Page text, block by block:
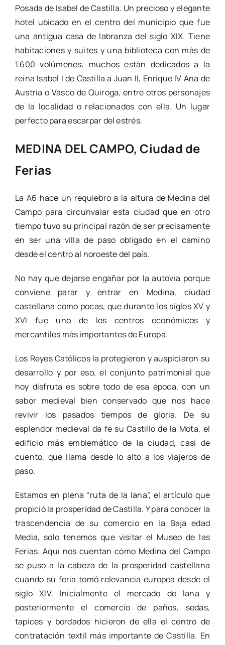
Posada de Isabel de Castilla. Un precioso y elegante
hotel ubicado en el centro del municipio que fue
una antigua casa de labranza del siglo XIX. Tiene
habitaciones y suites y una biblioteca con más de
1.600 volúmenes: muchos están dedicados a la
reina Isabel I de Castilla a Juan II, Enrique IV Ana de
Austria o Vasco de Quiroga, entre otros personajes
de la localidad o relacionados con ella. Un lugar
perfecto para escarpar del estrés.
MEDINA DEL CAMPO, Ciudad de
Ferias
La A6 hace un requiebro a la altura de Medina del
Campo para circunvalar esta ciudad que en otro
tiempo tuvo su principal razón de ser precisamente
en ser una villa de paso obligado en el camino
desde el centro al noroeste del país.
No hay que dejarse engañar por la autovía porque
conviene parar y entrar en Medina, ciudad
castellana como pocas, que durante los siglos XV y
XVI fue uno de los centros económicos y
mercantiles más importantes de Europa.
Los Reyes Católicos la protegieron y auspiciaron su
desarrollo y por eso, el conjunto patrimonial que
hoy disfruta es sobre todo de esa época, con un
sabor medieval bien conservado que nos hace
revivir los pasados tiempos de gloria. De su
esplendor medieval da fe su Castillo de la Mota, el
edificio más emblemático de la ciudad, casi de
cuento, que llama desde lo alto a los viajeros de
paso.
Estamos en plena “ruta de la lana”, el artículo que
propició la prosperidad de Castilla. Y para conocer la
trascendencia de su comercio en la Baja edad
Media, solo tenemos que visitar el Museo de las
Ferias. Aquí nos cuentan cómo Medina del Campo
se puso a la cabeza de la prosperidad castellana
cuando su feria tomó relevancia europea desde el
siglo XIV. Inicialmente el mercado de lana y
posteriormente el comercio de paños, sedas,
tapices y bordados hicieron de ella el centro de
contratación textil más importante de Castilla. En